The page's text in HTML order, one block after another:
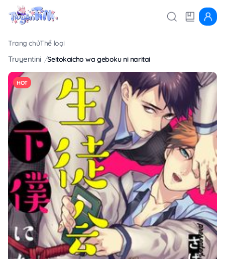
Trang chủThể loại
Truyentini Seitokaicho wa geboku ni naritai
HOT